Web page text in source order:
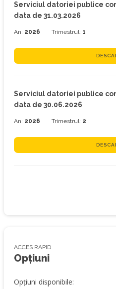
Serviciul datoriei publice
data de 31.03.2026
An: 2026 Trimestrul: 1
Serviciul datoriei publice
data de 30.06.2026
An: 2026 Trimestrul: 2
ACCES RAPID
Opțiuni
Opțiuni disponibile: